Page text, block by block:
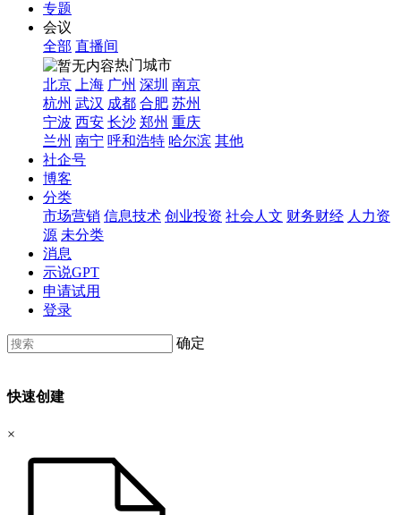
专题
会议
全部 直播间
热门城市
北京
上海 广州 深圳 南京
杭州 武汉 成都 合肥 苏州
宁波 西安 长沙 郑州 重庆
兰州 南宁 呼和浩特 哈尔滨 其他
社企号
博客
分类
市场营销 信息技术 创业投资 社会人文 财务财经 人力资
源 未分类
消息
示说GPT
申请试用
登录
确定
快速创建
×